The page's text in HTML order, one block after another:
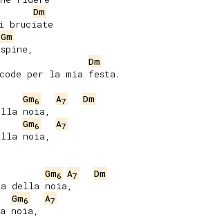
Dm
Gm
Dm
Gm6 A7
Dm
Gm6 A7
Gm6 A7
Dm
Gm6 A7